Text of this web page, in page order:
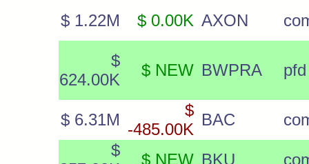
$ 1.22M $ 0.00K AXON
$
624.00K
$ NEW BWPRA pfd
$ 6.31M
$
-485.00K
BAC
$
$ NEW BKU